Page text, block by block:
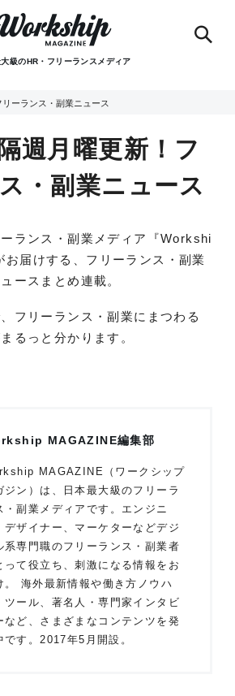
大級のHR・フリーランスメディア
ーランス・副業ニュース
週月曜更新！フ
・副業ニュース
ランス・副業メディア『Workshi
届けする、フリーランス・副業
ースまとめ連載。
フリーランス・副業にまつわる
るっと分かります。
MAGAZINE編集部
MAGAZINE（ワークシップ
ジン）は、日本最大級のフリーラ
・副業メディアです。エンジニ
デザイナー、マーケターなどデジ
系専門職のフリーランス・副業者
って役立ち、刺激になる情報をお
。 海外最新情報や働き方ノウハ
ツール、著名人・専門家インタビ
など、さまざまなコンテンツを発
です。2017年5月開設。